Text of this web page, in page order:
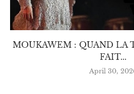
MOUKAWEM : QUAND LA
FAIT...
April 30,